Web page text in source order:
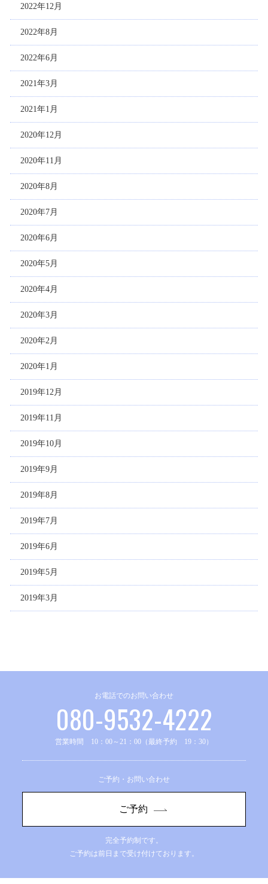
2022年12月
2022年8月
2022年6月
2021年3月
2021年1月
2020年12月
2020年11月
2020年8月
2020年7月
2020年6月
2020年5月
2020年4月
2020年3月
2020年2月
2020年1月
2019年12月
2019年11月
2019年10月
2019年9月
2019年8月
2019年7月
2019年6月
2019年5月
2019年3月
お電話でのお問い合わせ
080-9532-4222
営業時間 10：00～21：00（最終予約 19：30）
ご予約・お問い合わせ
ご予約
完全予約制です。
ご予約は前日まで受け付けております。